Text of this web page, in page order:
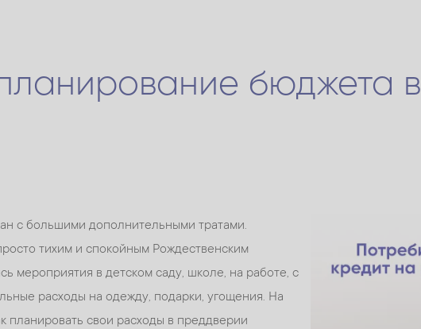
бюджета в
с большими дополнительными тратами.
тихим и спокойным Рождественским
мероприятия в детском саду, школе, на работе, с
расходы на одежду, подарки, угощения. На
планировать свои расходы в преддверии